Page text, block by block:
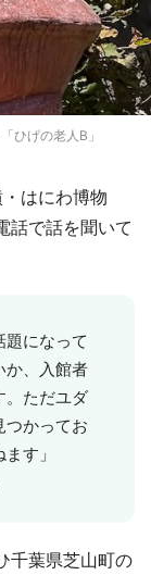
ひげの老人B」
はにわ博物
話で話を聞いて
題になって
か、入館者
。ただユダ
つかってお
す」
千葉県芝山町の